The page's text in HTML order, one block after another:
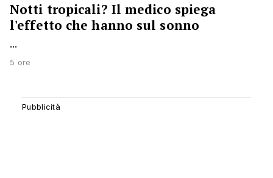
Notti tropicali? Il medico spiega
l'effetto che hanno sul sonno
...
5 ore